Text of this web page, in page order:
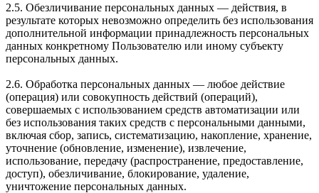
2.5. Обезличивание персональных данных — действия, в
результате которых невозможно определить без использования
дополнительной информации принадлежность персональных
данных конкретному Пользователю или иному субъекту
персональных данных.
2.6. Обработка персональных данных — любое действие
(операция) или совокупность действий (операций),
совершаемых с использованием средств автоматизации или
без использования таких средств с персональными данными,
включая сбор, запись, систематизацию, накопление, хранение,
уточнение (обновление, изменение), извлечение,
использование, передачу (распространение, предоставление,
доступ), обезличивание, блокирование, удаление,
уничтожение персональных данных.